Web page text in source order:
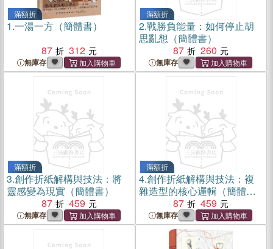
滿額折
1.一湯一方（簡體書）
87
312
無庫存
滿額折
2.戰勝負能量：如何停止胡
思亂想（簡體書）
87
260
無庫存
滿額折
3.創作折紙解構與技法：將
靈感變為現實（簡體書）
87
459
無庫存
滿額折
4.創作折紙解構與技法：複
雜造型的核心邏輯（簡體
87 459
無庫存